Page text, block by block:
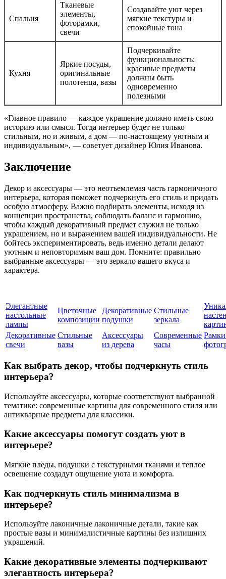
Спальня
Тканевые
элементы,
фоторамки,
свечи
Создавайте уют через
мягкие текстуры и
спокойные тона
Кухня
Яркие посуды,
оригинальные
полотенца, вазы
Подчеркивайте
функциональность:
красивые предметы
должны быть
одновременно
полезными
«Главное правило — каждое украшение должно иметь свою
историю или смысл. Тогда интерьер будет не только
стильным, но и живым, а дом — по-настоящему уютным и
индивидуальным», — советует дизайнер Юлия Иванова.
Заключение
Декор и аксессуары — это неотъемлемая часть гармоничного
интерьера, которая поможет подчеркнуть его стиль и придать
особую атмосферу. Важно подбирать элементы, исходя из
концепции пространства, соблюдать баланс и гармонию,
чтобы каждый декоративный предмет служил не только
украшением, но и выражением вашей индивидуальности. Не
бойтесь экспериментировать, ведь именно детали делают
уютным и неповторимым ваш дом. Помните: правильно
выбранные аксессуары — это зеркало вашего вкуса и
характера.
Элегантные
настольные
лампы
Цветочные
композиции
Декоративные
подушки
Стильные
зеркала
Декоративные
свечи
Стильные
вазы
Аксессуары
из дерева
Современные
часы
Как выбрать декор, чтобы подчеркнуть стиль
интерьера?
Используйте аксессуары, которые соответствуют выбранной
тематике: современные картины для современного стиля или
антикварные предметы для классики.
Какие аксессуары помогут создать уют в
интерьере?
Мягкие пледы, подушки с текстурными тканями и теплое
освещение создадут ощущение уюта и комфорта.
Как подчеркнуть стиль минимализма в
интерьере?
Используйте лаконичные лаконичные детали, такие как
простые вазы и минималистичные картины без излишних
украшений.
Какие декоративные элементы подчеркивают
элегантность интерьера?